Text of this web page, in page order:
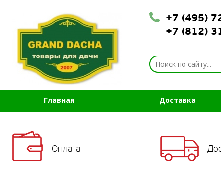
+7 (495)
+7 (812)
Главная Доставка
Оплата